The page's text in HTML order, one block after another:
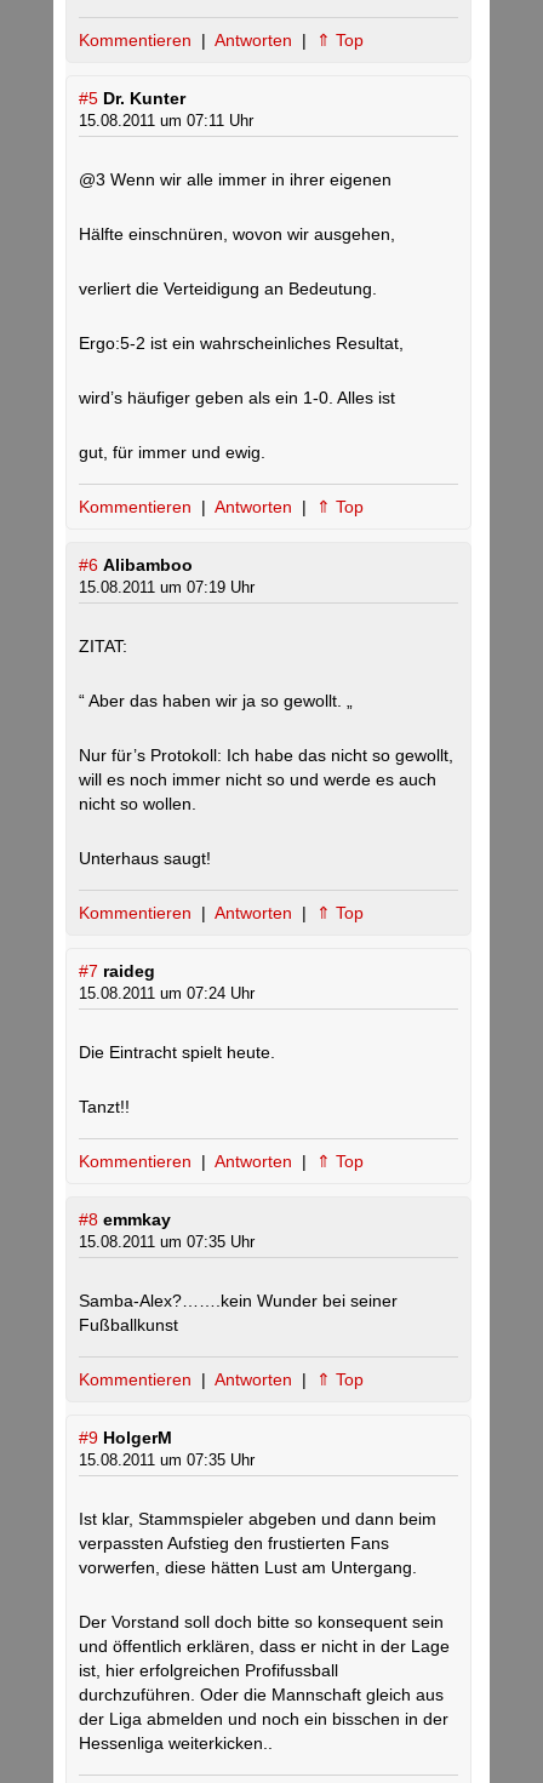
Kommentieren | Antworten | ⇑ Top
#5 Dr. Kunter
15.08.2011 um 07:11 Uhr
@3 Wenn wir alle immer in ihrer eigenen
Hälfte einschnüren, wovon wir ausgehen,
verliert die Verteidigung an Bedeutung.
Ergo:5-2 ist ein wahrscheinliches Resultat,
wird’s häufiger geben als ein 1-0. Alles ist
gut, für immer und ewig.
Kommentieren | Antworten | ⇑ Top
#6 Alibamboo
15.08.2011 um 07:19 Uhr
ZITAT:
“ Aber das haben wir ja so gewollt. „
Nur für’s Protokoll: Ich habe das nicht so gewollt,
will es noch immer nicht so und werde es auch
nicht so wollen.
Unterhaus saugt!
Kommentieren | Antworten | ⇑ Top
#7 raideg
15.08.2011 um 07:24 Uhr
Die Eintracht spielt heute.
Tanzt!!
Kommentieren | Antworten | ⇑ Top
#8 emmkay
15.08.2011 um 07:35 Uhr
Samba-Alex?…….kein Wunder bei seiner
Fußballkunst
Kommentieren | Antworten | ⇑ Top
#9 HolgerM
15.08.2011 um 07:35 Uhr
Ist klar, Stammspieler abgeben und dann beim
verpassten Aufstieg den frustierten Fans
vorwerfen, diese hätten Lust am Untergang.
Der Vorstand soll doch bitte so konsequent sein
und öffentlich erklären, dass er nicht in der Lage
ist, hier erfolgreichen Profifussball
durchzuführen. Oder die Mannschaft gleich aus
der Liga abmelden und noch ein bisschen in der
Hessenliga weiterkicken..